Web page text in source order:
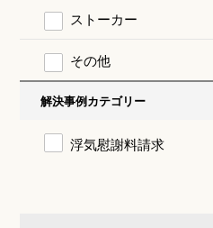
ストーカー
その他
解決事例カテゴリー
浮気慰謝料請求